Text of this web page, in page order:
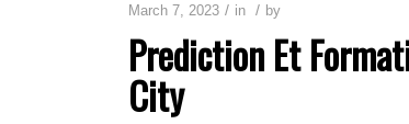
March 7, 2023 / in / by
Prediction Et
City